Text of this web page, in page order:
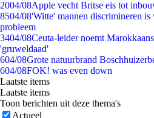
2004/08Apple vecht Britse eis tot
8504/08'Witte' mannen discrimineren
probleem
3404/08Ceuta-leider noemt
'gruweldaad'
604/08Grote natuurbrand
604/08FOK! was even down
Laatste items
Laatste items
Toon berichten uit deze thema's
Actueel